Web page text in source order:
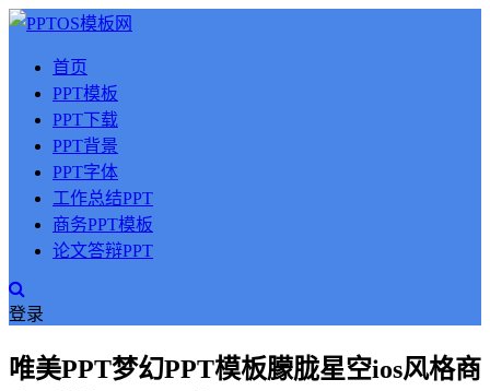
首页
PPT模板
PPT下载
PPT背景
PPT字体
工作总结PPT
商务PPT模板
论文答辩PPT
登录
唯美PPT梦幻PPT模板朦胧星空ios风格商